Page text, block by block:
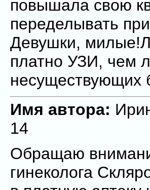
повышала свою
переделывать
Девушки,
платно УЗИ, чем
несуществующих
Имя автора:
14
Обращаю
гинеколога